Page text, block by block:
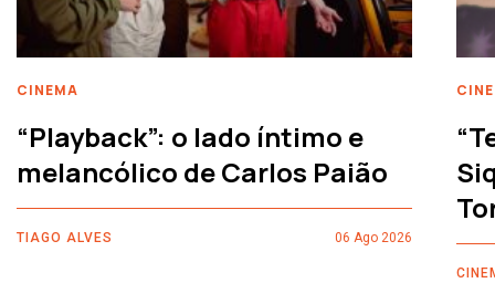
CINEMA
“Playback”: o lado íntimo e
melancólico de Carlos Paião
TIAGO ALVES 06 Ago 2026